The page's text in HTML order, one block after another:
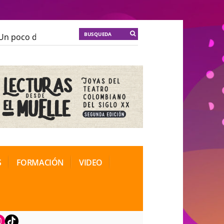
poco de locura para la cordura
Soma
Soma
de Teatro Rosa
FORMACIÓN VIDEO
TikTok